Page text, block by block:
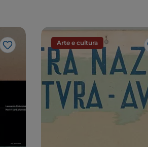
Like
Arte e cultura